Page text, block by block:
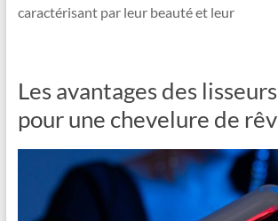
caractérisant par leur beauté et leur
Les avantages des
pour une chevelure de